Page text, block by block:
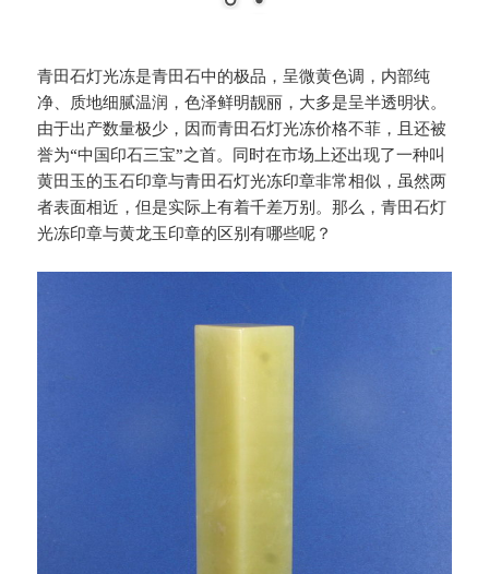
青田石灯光冻是青田石中的极品，呈微黄色调，内部纯
净、质地细腻温润，色泽鲜明靓丽，大多是呈半透明状。
由于出产数量极少，因而青田石灯光冻价格不菲，且还被
誉为“中国印石三宝”之首。同时在市场上还出现了一种叫
黄田玉的玉石印章与青田石灯光冻印章非常相似，虽然两
者表面相近，但是实际上有着千差万别。那么，青田石灯
光冻印章与黄龙玉印章的区别有哪些呢？